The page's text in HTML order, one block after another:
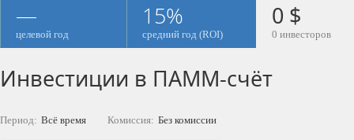
—
целевой год
15%
средний год (ROI)
0 $
0 инвесторов
Инвестиции в ПАММ-счёт
Период: Всё время Комиссия: Без комиссии